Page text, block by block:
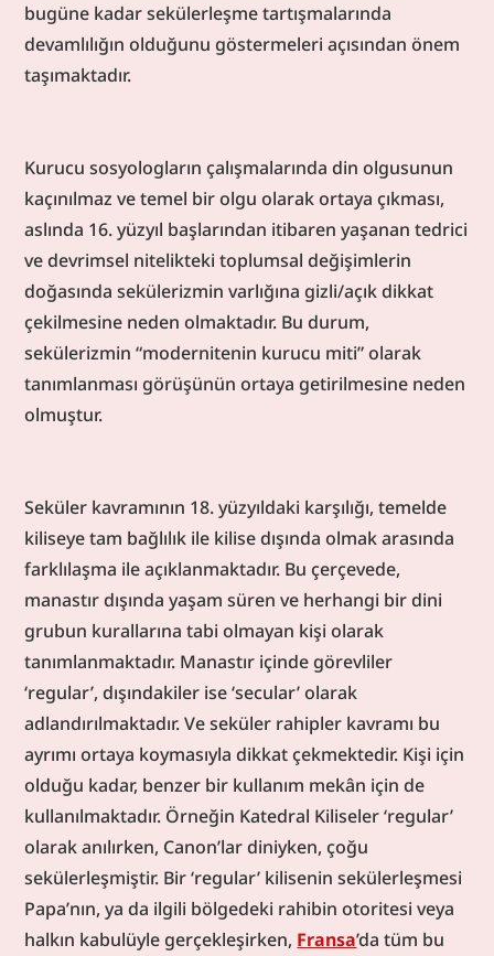
bugüne kadar sekülerleşme tartışmalarında
devamlılığın olduğunu göstermeleri açısından önem
taşımaktadır.
Kurucu sosyologların çalışmalarında din olgusunun
kaçınılmaz ve temel bir olgu olarak ortaya çıkması,
aslında 16. yüzyıl başlarından itibaren yaşanan tedrici
ve devrimsel nitelikteki toplumsal değişimlerin
doğasında sekülerizmin varlığına gizli/açık dikkat
çekilmesine neden olmaktadır. Bu durum,
sekülerizmin “modernitenin kurucu miti” olarak
tanımlanması görüşünün ortaya getirilmesine neden
olmuştur.
Seküler kavramının 18. yüzyıldaki karşılığı, temelde
kiliseye tam bağlılık ile kilise dışında olmak arasında
farklılaşma ile açıklanmaktadır. Bu çerçevede,
manastır dışında yaşam süren ve herhangi bir dini
grubun kurallarına tabi olmayan kişi olarak
tanımlanmaktadır. Manastır içinde görevliler
‘regular’, dışındakiler ise ‘secular’ olarak
adlandırılmaktadır. Ve seküler rahipler kavramı bu
ayrımı ortaya koymasıyla dikkat çekmektedir. Kişi için
olduğu kadar, benzer bir kullanım mekân için de
kullanılmaktadır. Örneğin Katedral Kiliseler ‘regular’
olarak anılırken, Canon’lar diniyken, çoğu
sekülerleşmiştir. Bir ‘regular’ kilisenin sekülerleşmesi
Papa’nın, ya da ilgili bölgedeki rahibin otoritesi veya
halkın kabulüyle gerçekleşirken, Fransa’da tüm bu